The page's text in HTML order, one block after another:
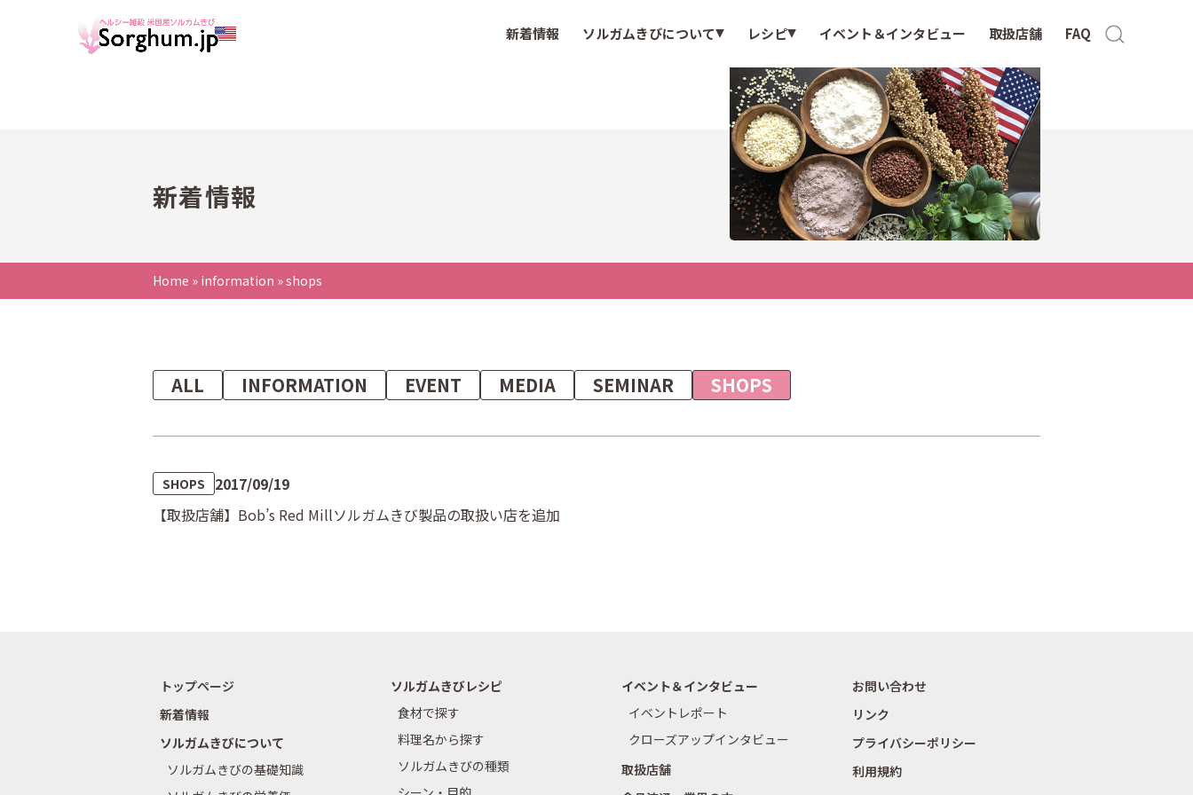
新着情報 ソルガムきびについて レシピ イベント＆インタビュー 取扱店舗 FAQ
新着情報
Home » information »shops
ALL INFORMATION EVENT MEDIA SEMINAR SHOPS
SHOPS
2017/09/19
【取扱店舗】Bob’s Red Millソルガムきび製品の取扱い店を追加
トップページ
新着情報
ソルガムきびについて
ソルガムきびの基礎知識
ソルガムきびレシピ
食材で探す
料理名から探す
ソルガムきびの種類
イベント＆インタビュー
イベントレポート
クローズアップインタビュー
取扱店舗
お問い合わせ
リンク
プライバシーポリシー
利用規約